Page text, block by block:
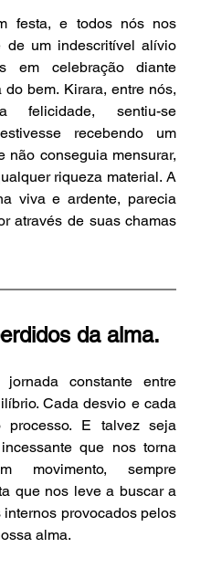
festa, e todos nós nos
de um indescritível alívio
em celebração diante
bem. Kirara, entre nós,
felicidade, sentiu-se
recebendo um
não conseguia mensurar,
riqueza material. A
viva e ardente, parecia
através de suas chamas
da alma.
constante entre
Cada desvio e cada
processo. E talvez seja
que nos torna
movimento, sempre
que nos leve a buscar a
provocados pelos
alma.